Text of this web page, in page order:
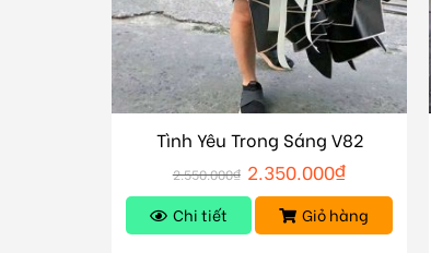
Tình Yêu Trong Sáng V82
2.550.000₫ 2.350.000₫
Chi tiết Giỏ hàng